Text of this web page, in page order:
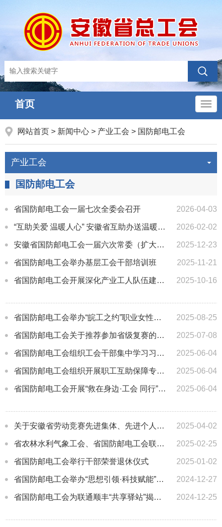
导
首页
网站首页 > 新闻中心 > 产业工会 > 国防邮电工会
产业工会
国防邮电工会
2026-04-03
省国防邮电工会一届七次全委会召开
2026-02-02
“互助关爱 温暖人心” 安徽省互助办送温暖活动在全省启动
2025-12-23
安徽省国防邮电工会一届六次常委（扩大）会议召开
2025-11-21
省国防邮电工会举办基层工会干部培训班
2025-10-16
省国防邮电工会开展深化产业工人队伍建设改革现场推进会暨职工之家”结对共建”观摩交流活动
2025-08-25
省国防邮电工会举办“皖工之约”职业女性大讲堂北方片活动
2025-07-08
省国防邮电工会关于推荐参加省级复赛的金成果、金项目、金点子名单的公示
2025-06-04
省国防邮电工会组织工会干部集中学习习近平总书记重要讲话精神
2025-06-04
省国防邮电工会组织开展职工互助保障专题培训
2025-06-04
省国防邮电工会开展“救在身边·工会 同行”活动 提升职工应急救护能力
2025-04-02
关于安徽省劳动竞赛先进集体、先进个人和工人先锋号拟推荐对象的公示
2025-02-25
省农林水利气象工会、省国防邮电工会联合举办网络直播招聘会
2025-01-02
省国防邮电工会举行干部荣誉退休仪式
2024-12-27
省国防邮电工会举办“思想引领·科技赋能”女职工活动
2024-12-25
省国防邮电工会为联通顺丰“共享驿站”揭牌并开展慰问活动